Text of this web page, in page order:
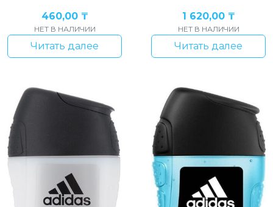
460,00 ₸
НЕТ В НАЛИЧИИ
Читать далее
1 620,00 ₸
НЕТ В НАЛИЧИИ
Читать далее